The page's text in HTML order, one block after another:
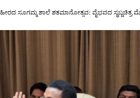
ಬರ ವೀಕ್ಷಣೆ ಬಳಿಕ ಅಗತ್ಯ ಕ್ರಮ: ಸಚಿವ ಬಿ. ನಾಗೇಂದ್ರ